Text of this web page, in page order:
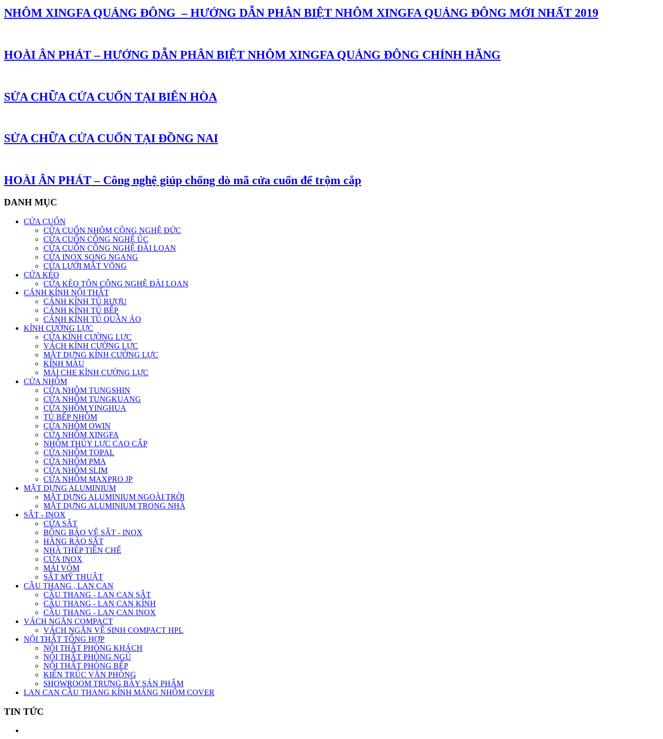
NHÔM XINGFA QUẢNG ĐÔNG – HƯỚNG DẪN PHÂN BIỆT NHÔM XINGFA QUẢNG ĐÔNG MỚI NHẤT 2019
HOÀI ÂN PHÁT – HƯỚNG DẪN PHÂN BIỆT NHÔM XINGFA QUẢNG ĐÔNG CHÍNH HÃNG
SỬA CHỮA CỬA CUỐN TẠI BIÊN HÒA
SỬA CHỮA CỬA CUỐN TẠI ĐỒNG NAI
HOÀI ÂN PHÁT – Công nghệ giúp chống dò mã cửa cuốn để trộm cắp
DANH MỤC
CỬA CUỐN
CỬA CUỐN NHÔM CÔNG NGHỆ ĐỨC
CỬA CUỐN CÔNG NGHỆ ÚC
CỬA CUỐN CÔNG NGHỆ ĐÀI LOAN
CỬA INOX SONG NGANG
CỬA LƯỚI MẮT VÕNG
CỬA KÉO
CỬA KÉO TÔN CÔNG NGHỆ ĐÀI LOAN
CÁNH KÍNH NỘI THẤT
CÁNH KÍNH TỦ RƯỢU
CÁNH KÍNH TỦ BẾP
CÁNH KÍNH TỦ QUẦN ÁO
KÍNH CƯỜNG LỰC
CỬA KÍNH CƯỜNG LỰC
VÁCH KÍNH CƯỜNG LỰC
MẶT DỰNG KÍNH CƯỜNG LỰC
KÍNH MÀU
MÁI CHE KÍNH CƯỜNG LỰC
CỬA NHÔM
CỬA NHÔM TUNGSHIN
CỬA NHÔM TUNGKUANG
CỬA NHÔM YINGHUA
TỦ BẾP NHÔM
CỬA NHÔM OWIN
CỬA NHÔM XINGFA
NHÔM THỦY LỰC CAO CẤP
CỬA NHÔM TOPAL
CỬA NHÔM PMA
CỬA NHÔM SLIM
CỬA NHÔM MAXPRO JP
MẶT DỰNG ALUMINIUM
MẶT DỰNG ALUMINIUM NGOÀI TRỜI
MẶT DỰNG ALUMINIUM TRONG NHÀ
SẮT - INOX
CỬA SẮT
BÔNG BẢO VỆ SẮT - INOX
HÀNG RÀO SẮT
NHÀ THÉP TIỀN CHẾ
CỬA INOX
MÁI VÒM
SẮT MỸ THUẬT
CẦU THANG , LAN CAN
CẦU THANG - LAN CAN SẮT
CẦU THANG - LAN CAN KÍNH
CẦU THANG - LAN CAN INOX
VÁCH NGĂN COMPACT
VÁCH NGĂN VỆ SINH COMPACT HPL
NỘI THẤT TỔNG HỢP
NỘI THẤT PHÒNG KHÁCH
NỘI THẤT PHÒNG NGỦ
NỘI THẤT PHÒNG BẾP
KIẾN TRÚC VĂN PHÒNG
SHOWROOM TRƯNG BÀY SẢN PHẨM
LAN CAN CẦU THANG KÍNH MÁNG NHÔM COVER
TIN TỨC